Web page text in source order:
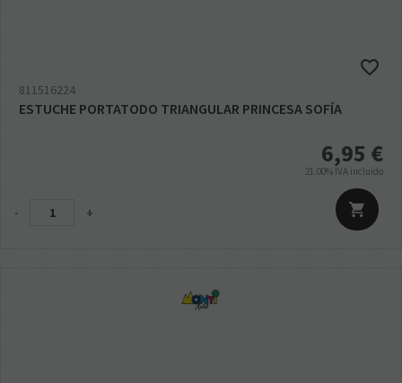
811516224
ESTUCHE PORTATODO TRIANGULAR PRINCESA SOFÍA
6,95 €
21.00% IVA incluido
- +